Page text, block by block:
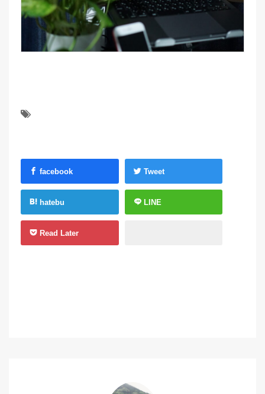
facebook Tweet
hatebu LINE
Read Later